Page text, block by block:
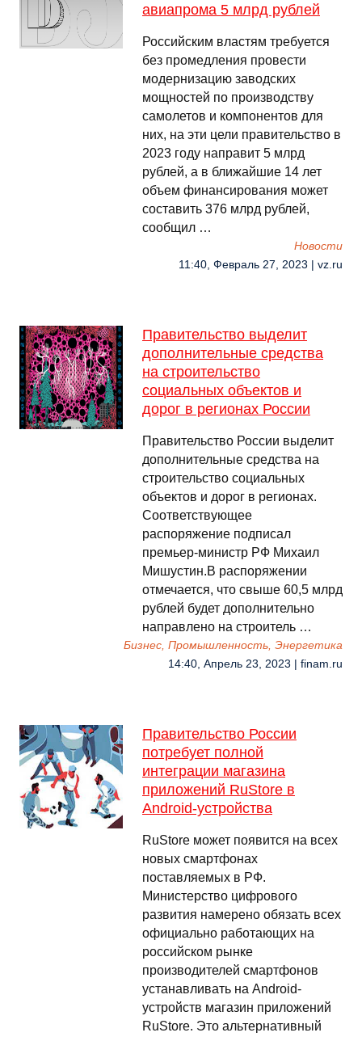
авиапрома 5 млрд рублей
Российским властям требуется
без промедления провести
модернизацию заводских
мощностей по производству
самолетов и компонентов для
них, на эти цели правительство в
2023 году направит 5 млрд
рублей, а в ближайшие 14 лет
объем финансирования может
составить 376 млрд рублей,
сообщил …
Новости
11:40, Февраль 27, 2023 | vz.ru
Правительство выделит
дополнительные средства
на строительство
социальных объектов и
дорог в регионах России
Правительство России выделит
дополнительные средства на
строительство социальных
объектов и дорог в регионах.
Соответствующее
распоряжение подписал
премьер-министр РФ Михаил
Мишустин.В распоряжении
отмечается, что свыше 60,5 млрд
рублей будет дополнительно
направлено на строитель …
Бизнес, Промышленность, Энергетика
14:40, Апрель 23, 2023 | finam.ru
Правительство России
потребует полной
интеграции магазина
приложений RuStore в
Android-устройства
RuStore может появится на всех
новых смартфонах
поставляемых в РФ.
Министерство цифрового
развития намерено обязать всех
официально работающих на
российском рынке
производителей смартфонов
устанавливать на Android-
устройств магазин приложений
RuStore. Это альтернативный